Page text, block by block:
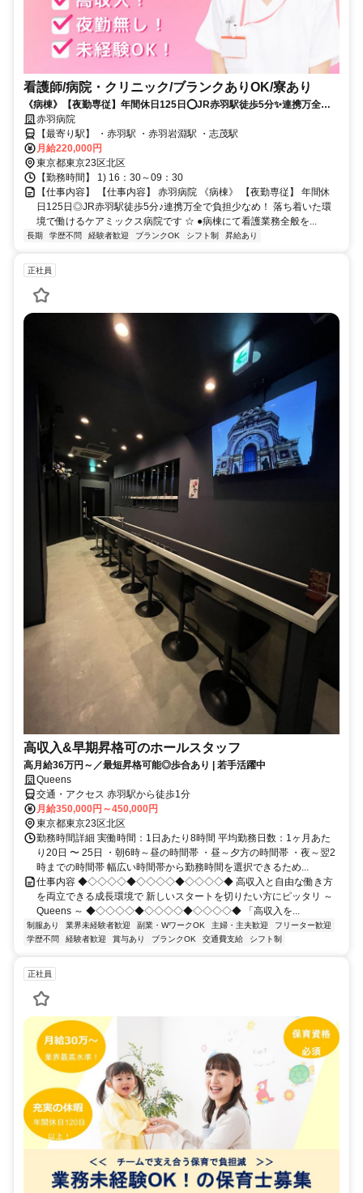
看護師/病院・クリニック/ブランクありOK/寮あり
《病棟》【夜勤専従】年間休日125日⭕JR赤羽駅徒歩5分✨連携万全で
負担少なめ❗️落ち着いた環境で働けるケアミックス病院です⭐
赤羽病院
【最寄り駅】 ・赤羽駅 ・赤羽岩淵駅 ・志茂駅
月給220,000円
東京都東京23区北区
【勤務時間】 1) 16：30～09：30
【仕事内容】 【仕事内容】 赤羽病院 《病棟》 【夜勤専従】 年間休
日125日◎JR赤羽駅徒歩5分♪連携万全で負担少なめ！ 落ち着いた環
境で働けるケアミックス病院です ☆ ●病棟にて看護業務全般を...
長期 学歴不問 経験者歓迎 ブランクOK シフト制 昇給あり
正社員
高収入&早期昇格可のホールスタッフ
高月給36万円～／最短昇格可能◎歩合あり | 若手活躍中
Queens
交通・アクセス 赤羽駅から徒歩1分
月給350,000円～450,000円
東京都東京23区北区
勤務時間詳細 実働時間：1日あたり8時間 平均勤務日数：1ヶ月あた
り20日 〜 25日 ・朝6時～昼の時間帯 ・昼～夕方の時間帯 ・夜～翌2
時までの時間帯 幅広い時間帯から勤務時間を選択できるため...
仕事内容 ◆◇◇◇◇◆◇◇◇◇◆◇◇◇◇◆ 高収入と自由な働き方
を両立できる成長環境で 新しいスタートを切りたい方にピッタリ ～
Queens ～ ◆◇◇◇◇◆◇◇◇◇◆◇◇◇◇◆ 「高収入を...
制服あり 業界未経験者歓迎 副業・WワークOK 主婦・主夫歓迎
フリーター歓迎
学歴不問
経験者歓迎 賞与あり ブランクOK 交通費支給 シフト制
正社員